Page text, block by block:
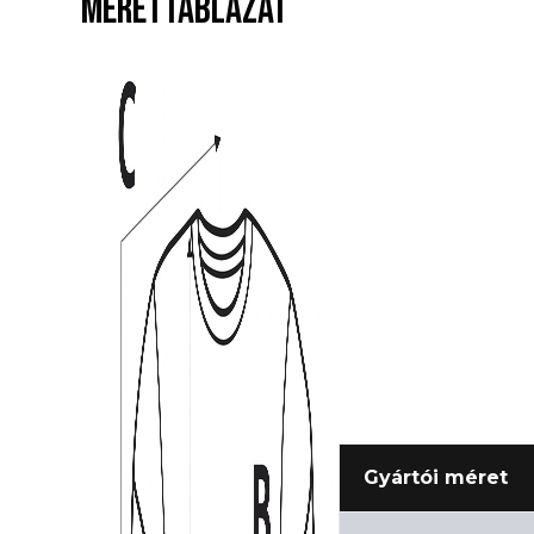
Gyártói méret